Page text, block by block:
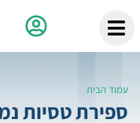
עמוד הבית